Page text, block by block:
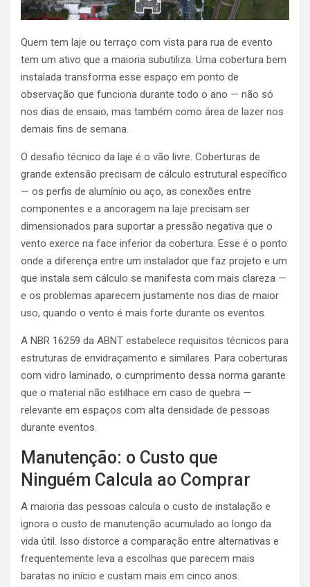
Quem tem laje ou terraço com vista para rua de evento
tem um ativo que a maioria subutiliza. Uma cobertura bem
instalada transforma esse espaço em ponto de
observação que funciona durante todo o ano — não só
nos dias de ensaio, mas também como área de lazer nos
demais fins de semana.
O desafio técnico da laje é o vão livre. Coberturas de
grande extensão precisam de cálculo estrutural específico
— os perfis de alumínio ou aço, as conexões entre
componentes e a ancoragem na laje precisam ser
dimensionados para suportar a pressão negativa que o
vento exerce na face inferior da cobertura. Esse é o ponto
onde a diferença entre um instalador que faz projeto e um
que instala sem cálculo se manifesta com mais clareza —
e os problemas aparecem justamente nos dias de maior
uso, quando o vento é mais forte durante os eventos.
A NBR 16259 da ABNT estabelece requisitos técnicos para
estruturas de envidraçamento e similares. Para coberturas
com vidro laminado, o cumprimento dessa norma garante
que o material não estilhace em caso de quebra —
relevante em espaços com alta densidade de pessoas
durante eventos.
Manutenção: o Custo que
Ninguém Calcula ao Comprar
A maioria das pessoas calcula o custo de instalação e
ignora o custo de manutenção acumulado ao longo da
vida útil. Isso distorce a comparação entre alternativas e
frequentemente leva a escolhas que parecem mais
baratas no início e custam mais em cinco anos.